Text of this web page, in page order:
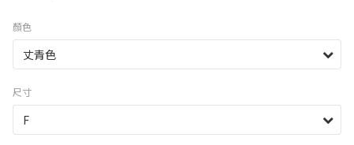
顏色
尺寸